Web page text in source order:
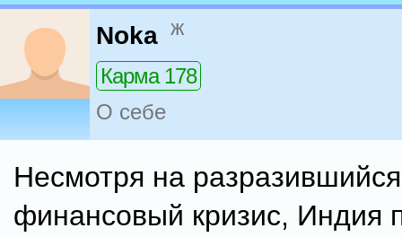
Noka ж
Карма 178
О себе
Несмотря на
финансовый кризис, Индия